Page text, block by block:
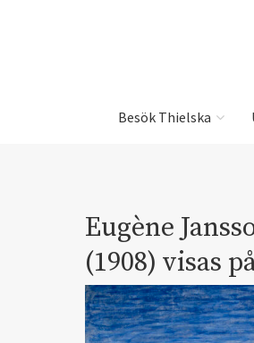
Besök Thielska
Eugène
(1908) visas